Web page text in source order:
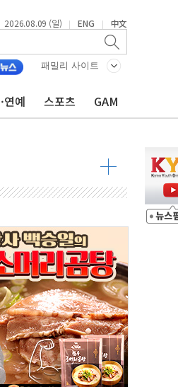
2026.08.09 (일) | ENG | 中文
패밀리 사이트
연예 스포츠 GAM
'
·통제구간 없어
42.08%
송영길 11.63%
송영길 7.47%